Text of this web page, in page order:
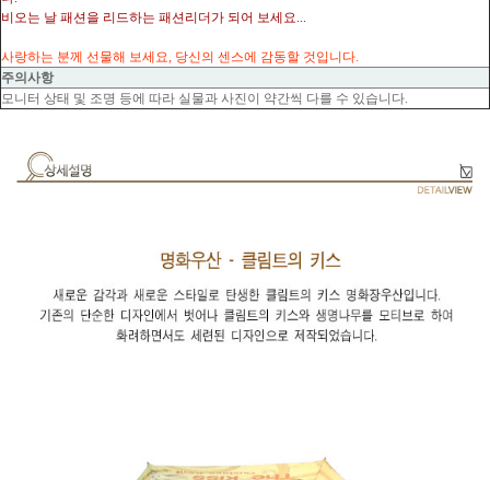
비오는 날 패션을 리드하는 패션리더가 되어 보세요...
사랑하는 분께 선물해 보세요, 당신의 센스에 감동할 것입니다.
주의사항
모니터 상태 및 조명 등에 따라 실물과 사진이 약간씩 다를 수 있습니다.